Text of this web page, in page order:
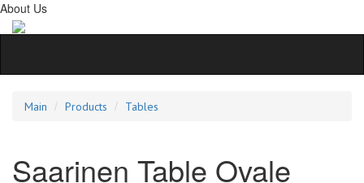
About Us
Main Products Tables
Saarinen Table Ovale